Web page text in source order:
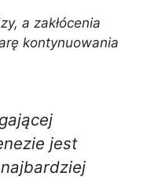
a zakłócenia
kontynuowania
jest